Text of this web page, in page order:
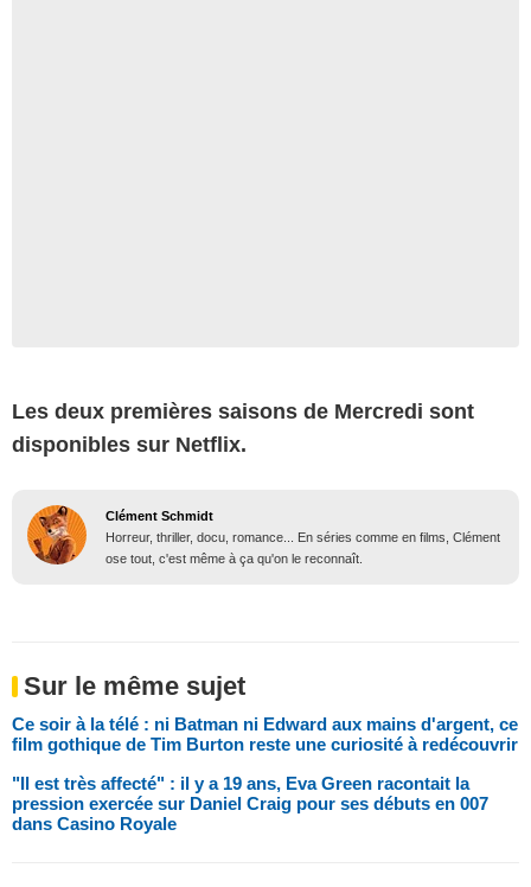
Les deux premières saisons de Mercredi sont
disponibles sur Netflix.
Clément Schmidt
Horreur, thriller, docu, romance... En séries comme en films, Clément
ose tout, c'est même à ça qu'on le reconnaît.
Sur le même sujet
Ce soir à la télé : ni Batman ni Edward aux mains d'argent, ce
film gothique de Tim Burton reste une curiosité à redécouvrir
"Il est très affecté" : il y a 19 ans, Eva Green racontait la
pression exercée sur Daniel Craig pour ses débuts en 007
dans Casino Royale